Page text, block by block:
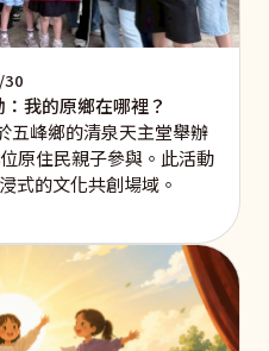
30
我的原鄉在哪裡？
五峰鄉的清泉天主堂舉辦
原住民親子參與。此活動
式的文化共創場域。